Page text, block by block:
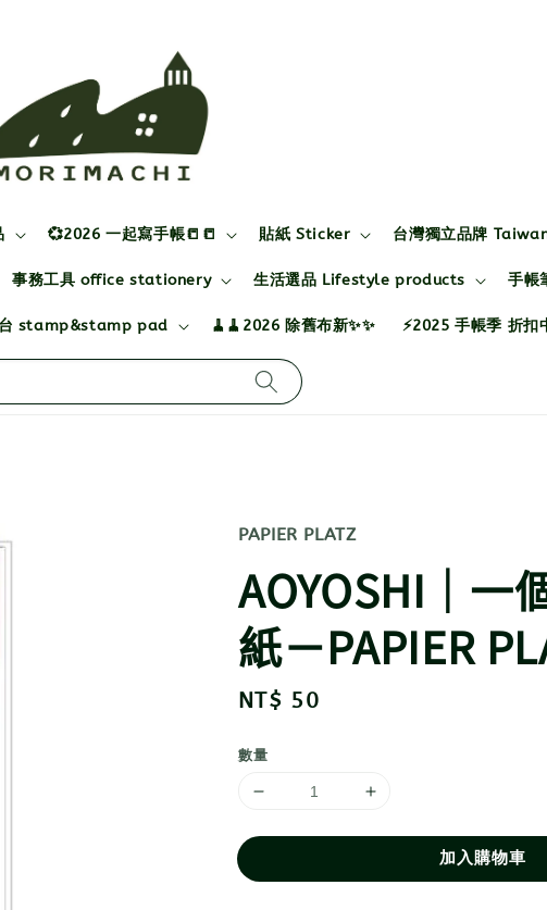
💞2026 一起寫手帳📒📒 貼紙 Sticker 台灣獨立品牌
事務工具 office stationery 生活選品 Lifestyle products 手帳
stamp&stamp pad 🧹🧹2026 除舊布新✨✨ ⚡2025 手帳季 折扣
PAPIER PLATZ
AOYOSHI｜一
紙－PAPIER
Regular
NT$ 50
數量
加入購物車